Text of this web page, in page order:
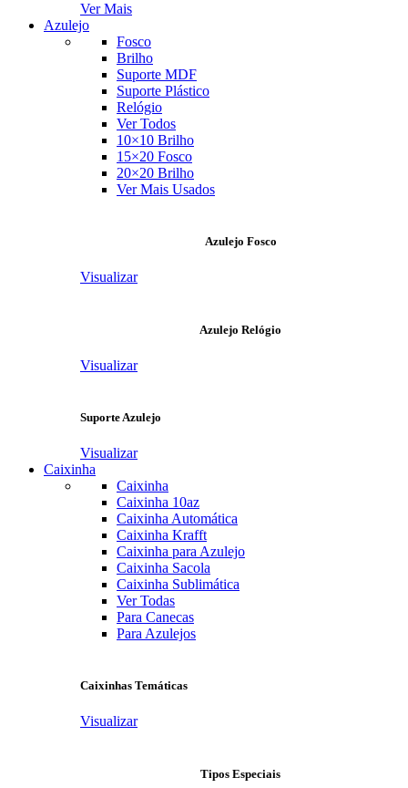
Ver Mais
Azulejo
Fosco
Brilho
Suporte MDF
Suporte Plástico
Relógio
Ver Todos
10×10 Brilho
15×20 Fosco
20×20 Brilho
Ver Mais Usados
Azulejo Fosco
Visualizar
Azulejo Relógio
Visualizar
Suporte Azulejo
Visualizar
Caixinha
Caixinha
Caixinha 10az
Caixinha Automática
Caixinha Krafft
Caixinha para Azulejo
Caixinha Sacola
Caixinha Sublimática
Ver Todas
Para Canecas
Para Azulejos
Caixinhas Temáticas
Visualizar
Tipos Especiais